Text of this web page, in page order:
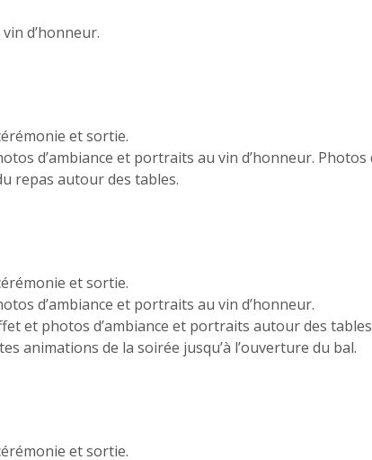
d’honneur.
et sortie.
d’ambiance et portraits au vin d’honneur.
repas autour des tables.
et sortie.
d’ambiance et portraits au vin d’honneur.
et photos d’ambiance et portraits autour des
animations de la soirée jusqu’à l’ouverture du bal.
et sortie.